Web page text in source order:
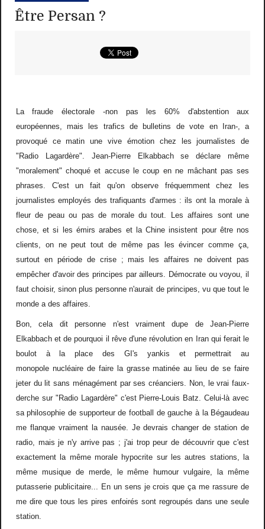
Être Persan ?
La fraude électorale -non pas les 60% d'abstention aux
européennes, mais les trafics de bulletins de vote en Iran-, a
provoqué ce matin une vive émotion chez les journalistes de
"Radio Lagardère". Jean-Pierre Elkabbach se déclare même
"moralement" choqué et accuse le coup en ne mâchant pas ses
phrases. C'est un fait qu'on observe fréquemment chez les
journalistes employés des trafiquants d'armes : ils ont la morale à
fleur de peau ou pas de morale du tout. Les affaires sont une
chose, et si les émirs arabes et la Chine insistent pour être nos
clients, on ne peut tout de même pas les évincer comme ça,
surtout en période de crise ; mais les affaires ne doivent pas
empêcher d'avoir des principes par ailleurs. Démocrate ou voyou, il
faut choisir, sinon plus personne n'aurait de principes, vu que tout le
monde a des affaires.
Bon, cela dit personne n'est vraiment dupe de Jean-Pierre
Elkabbach et de pourquoi il rêve d'une révolution en Iran qui ferait le
boulot à la place des GI's yankis et permettrait au
monopole nucléaire de faire la grasse matinée au lieu de se faire
jeter du lit sans ménagément par ses créanciers. Non, le vrai faux-
derche sur "Radio Lagardère" c'est Pierre-Louis Batz. Celui-là avec
sa philosophie de supporteur de football de gauche à la Bégaudeau
me flanque vraiment la nausée. Je devrais changer de station de
radio, mais je n'y arrive pas ; j'ai trop peur de découvrir que c'est
exactement la même morale hypocrite sur les autres stations, la
même musique de merde, le même humour vulgaire, la même
putasserie publicitaire... En un sens je crois que ça me rassure de
me dire que tous les pires enfoirés sont regroupés dans une seule
station.